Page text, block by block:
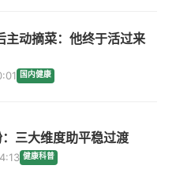
主动摘菜：他终于活过来
国内健康
三大维度助平稳过渡
健康科普